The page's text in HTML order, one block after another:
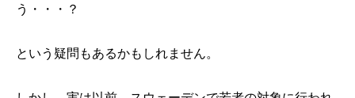
う・・・？
という疑問もあるかもしれません。